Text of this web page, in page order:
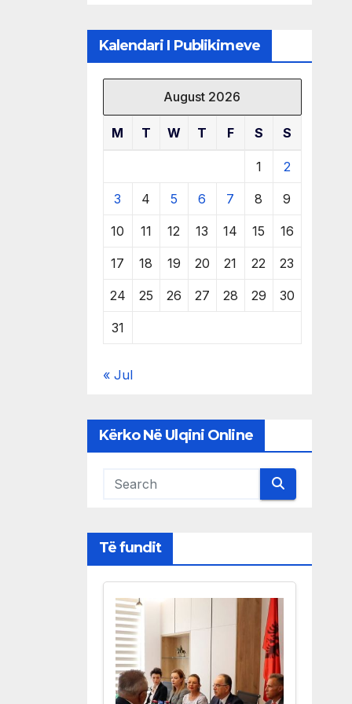
Kalendari I Publikimeve
August 2026
M T W T F S S
1 2
3 4 5 6 7 8 9
10 11 12 13 14 15 16
17 18 19 20 21 22 23
24 25 26 27 28 29 30
31
« Jul
Kërko Në Ulqini Online
Të fundit